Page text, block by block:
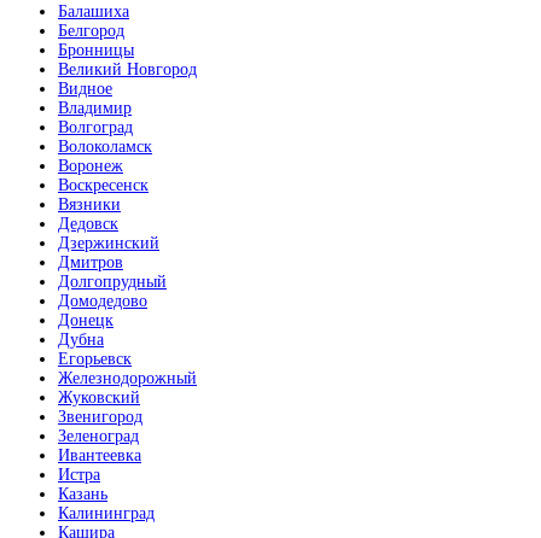
Балашиха
Белгород
Бронницы
Великий Новгород
Видное
Владимир
Волгоград
Волоколамск
Воронеж
Воскресенск
Вязники
Дедовск
Дзержинский
Дмитров
Долгопрудный
Домодедово
Донецк
Дубна
Егорьевск
Железнодорожный
Жуковский
Звенигород
Зеленоград
Ивантеевка
Истра
Казань
Калининград
Кашира